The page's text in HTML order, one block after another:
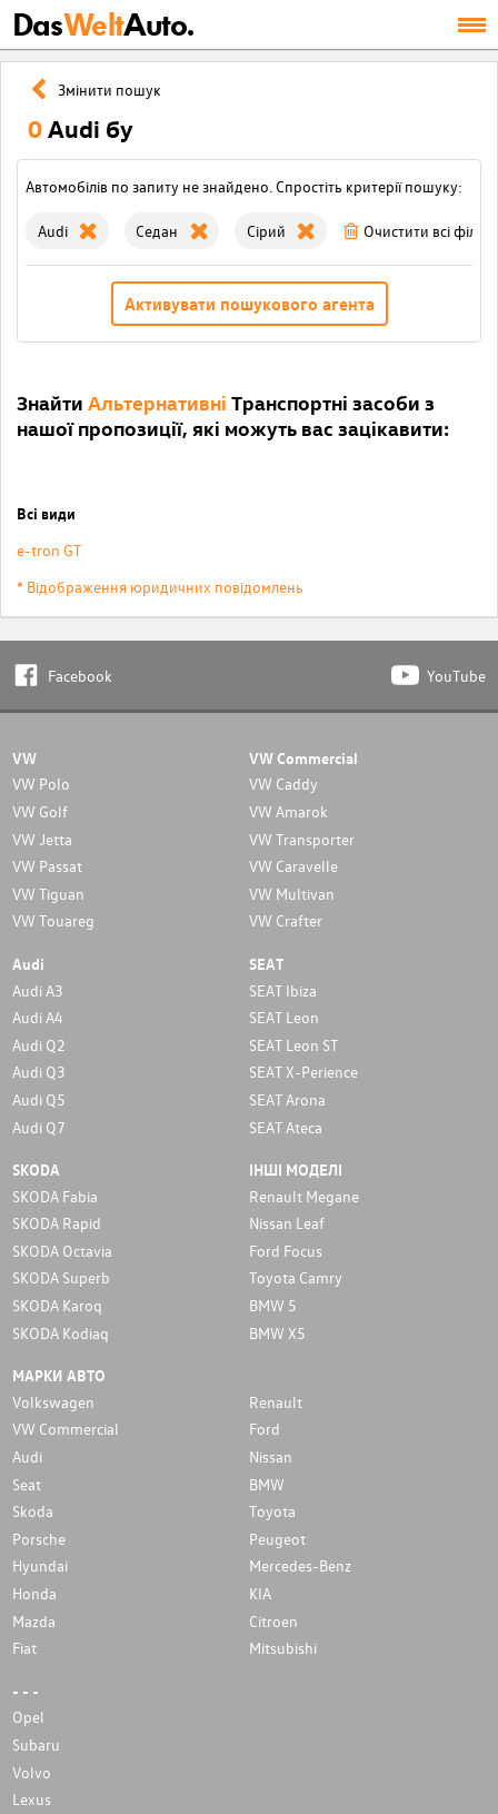
DasWeltAuto.
Змінити пошук
0Audi бу
Автомобілів по запиту не знайдено. Спростіть критерії пошуку:
Audi Седан Сірий Очистити всі
Активувати пошукового агента
Знайти Альтернативні Транспортні засоби з
нашої пропозиції, які можуть вас зацікавити:
Всі види
e-tron GT
* Відображення юридичних повідомлень
Facebook YouTube
VW
VW Polo
VW Golf
VW Jetta
VW Passat
VW Tiguan
VW Touareg
VW Commercial
VW Caddy
VW Amarok
VW Transporter
VW Caravelle
VW Multivan
VW Crafter
Audi
Audi A3
Audi A4
Audi Q2
Audi Q3
Audi Q5
Audi Q7
SEAT
SEAT Ibiza
SEAT Leon
SEAT Leon ST
SEAT X-Perience
SEAT Arona
SEAT Ateca
SKODA
SKODA Fabia
SKODA Rapid
SKODA Octavia
SKODA Superb
SKODA Karoq
SKODA Kodiaq
ІНШІ МОДЕЛІ
Renault Megane
Nissan Leaf
Ford Focus
Toyota Camry
BMW 5
BMW X5
МАРКИ АВТО
Volkswagen
Renault
VW Commercial
Ford
Audi
Nissan
Seat
BMW
Skoda
Toyota
Porsche
Peugeot
Hyundai
Mercedes-Benz
Honda
KIA
Mazda
Citroen
Fiat
Mitsubishi
- - -
Opel
Subaru
Volvo
Lexus